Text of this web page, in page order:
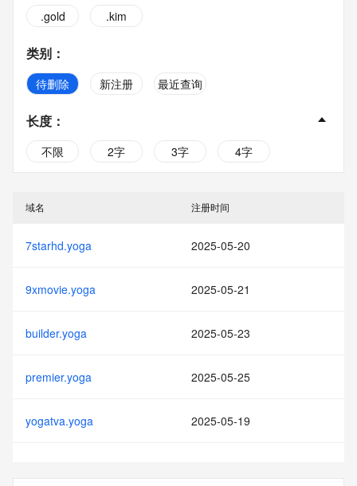
.gold
.kim
类别 ：
待删除 新注册 最近查询
长度 ：
不限 2字 3字
4字
域名 注册时间
7starhd.yoga 2025-05-20
9xmovie.yoga 2025-05-21
builder.yoga 2025-05-23
premier.yoga 2025-05-25
yogatva.yoga 2025-05-19